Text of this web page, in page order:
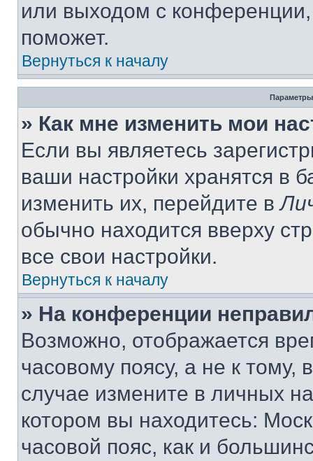
или выходом с
поможет.
Вернуться к началу
Параметры
» Как мне изменить мои
Если вы являетесь
ваши настройки хранятся в
изменить их, перейдите в
обычно находится вверху
все свои настройки.
Вернуться к началу
» На конференции
Возможно, отображается
часовому поясу, а не к тому,
случае измените в личных
котором вы находитесь:
часовой пояс, как и